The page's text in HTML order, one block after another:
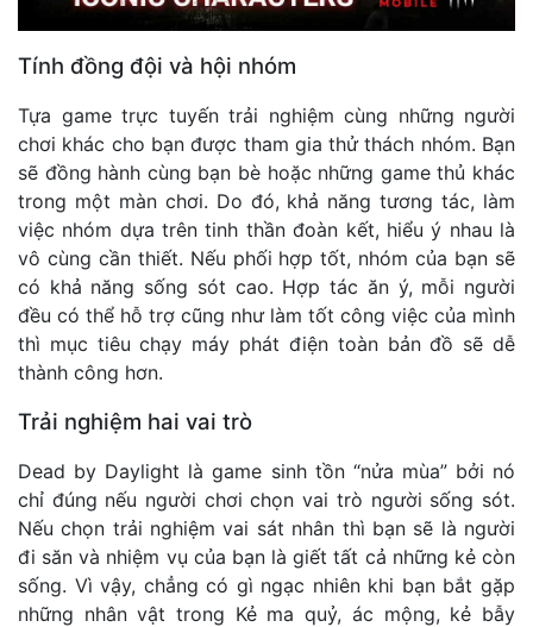
Tính đồng đội và hội nhóm
Tựa game trực tuyến trải nghiệm cùng những người
chơi khác cho bạn được tham gia thử thách nhóm. Bạn
sẽ đồng hành cùng bạn bè hoặc những game thủ khác
trong một màn chơi. Do đó, khả năng tương tác, làm
việc nhóm dựa trên tinh thần đoàn kết, hiểu ý nhau là
vô cùng cần thiết. Nếu phối hợp tốt, nhóm của bạn sẽ
có khả năng sống sót cao. Hợp tác ăn ý, mỗi người
đều có thể hỗ trợ cũng như làm tốt công việc của mình
thì mục tiêu chạy máy phát điện toàn bản đồ sẽ dễ
thành công hơn.
Trải nghiệm hai vai trò
Dead by Daylight là game sinh tồn “nửa mùa” bởi nó
chỉ đúng nếu người chơi chọn vai trò người sống sót.
Nếu chọn trải nghiệm vai sát nhân thì bạn sẽ là người
đi săn và nhiệm vụ của bạn là giết tất cả những kẻ còn
sống. Vì vậy, chẳng có gì ngạc nhiên khi bạn bắt gặp
những nhân vật trong Kẻ ma quỷ, ác mộng, kẻ bẫy